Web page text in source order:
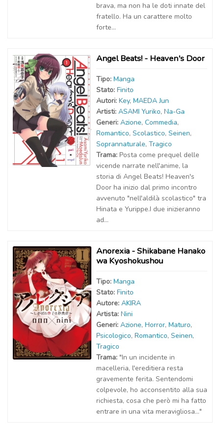
brava, ma non ha le doti innate del
fratello. Ha un carattere molto
forte...
Angel Beats! - Heaven's Door
Tipo: Manga
Stato: Finito
Autori: Key, MAEDA Jun
Artisti: ASAMI Yuriko, Na-Ga
Generi: Azione, Commedia,
Romantico, Scolastico, Seinen,
Soprannaturale, Tragico
Trama: Posta come prequel delle
vicende narrate nell'anime, la
storia di Angel Beats! Heaven's
Door ha inizio dal primo incontro
avvenuto "nell'aldilà scolastico" tra
Hinata e Yurippe.I due inizieranno
ad...
Anorexia - Shikabane Hanako
wa Kyoshokushou
Tipo: Manga
Stato: Finito
Autore: AKIRA
Artista: Nini
Generi: Azione, Horror, Maturo,
Psicologico, Romantico, Seinen,
Tragico
Trama: "In un incidente in
macelleria, l'ereditiera resta
gravemente ferita. Sentendomi
colpevole, ho acconsentito alla sua
richiesta, cosa che però mi ha fatto
entrare in una vita meravigliosa..."